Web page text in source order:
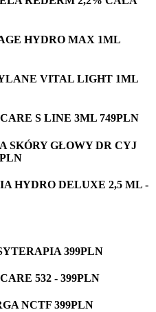
HYDRO MAX 1ML
VITAL LIGHT 1ML
S LINE 3ML 749PLN
SKÓRY GŁOWY DR CYJ
HYDRO DELUXE 2,5 ML -
399PLN
532 - 399PLN
NCTF 399PLN